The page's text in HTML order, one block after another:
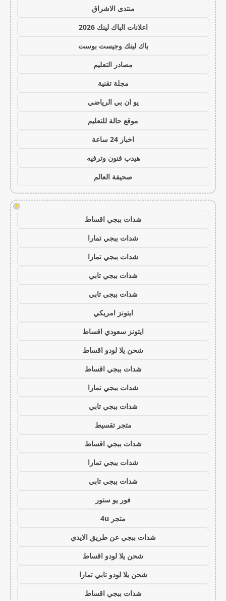
منتدى الاشراق
اعلانات الباك لينك 2026
باك لينك وجيست بوست
مصادر التعليم
مجلة تقنية
يو ان بي الرياضي
موقع حالة للتعليم
اخبار 24 ساعة
هيدب فنون وترفيه
صحيفة العالم
!
شدات ببجي اقساط
شدات ببجي تمارا
شدات ببجي تمارا
شدات ببجي تابي
شدات ببجي تابي
ايتونز امريكي
ايتونز سعودي اقساط
شحن يلا لودو اقساط
شدات ببجي اقساط
شدات ببجي تمارا
شدات ببجي تابي
متجر تقسيط
شدات ببجي اقساط
شدات ببجي تمارا
شدات ببجي تابي
فور يو ستور
متجر 4u
شدات ببجي عن طريق الايدي
شحن يلا لودو اقساط
شحن يلا لودو تابي تمارا
شدات ببجي اقساط